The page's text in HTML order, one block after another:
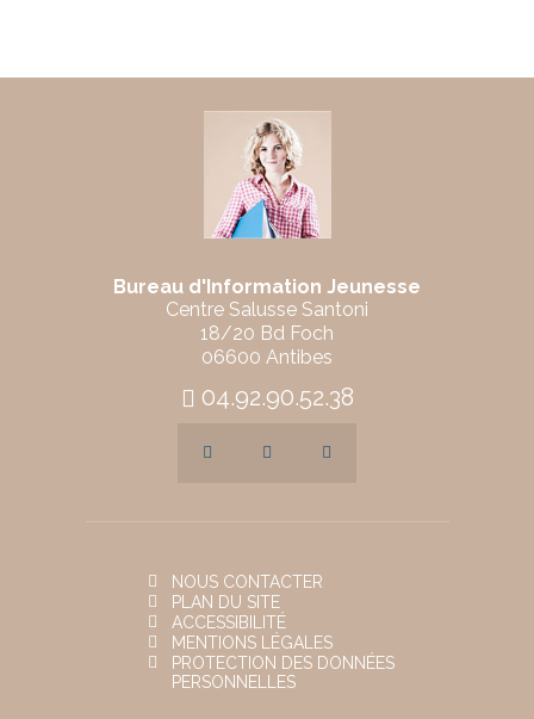
Bureau d'Information Jeunesse
Centre Salusse Santoni
18/20 Bd Foch
06600 Antibes
04.92.90.52.38
NOUS CONTACTER
PLAN DU SITE
ACCESSIBILITÉ
MENTIONS LÉGALES
PROTECTION DES DONNÉES
PERSONNELLES